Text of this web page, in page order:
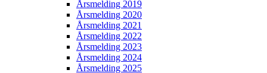
Årsmelding 2019
Årsmelding 2020
Årsmelding 2021
Årsmelding 2022
Årsmelding 2023
Årsmelding 2024
Årsmelding 2025